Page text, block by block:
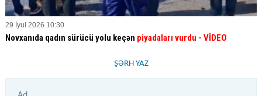
29 İyul 2026 10:30
Novxanıda qadın sürücü yolu keçən piyadaları vurdu - VİDEO
ŞƏRH YAZ